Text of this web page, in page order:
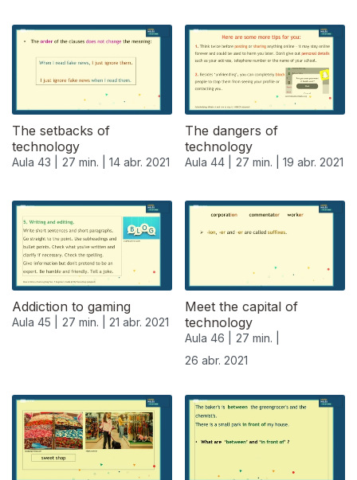
The setbacks of
technology
Aula 43 | 27 min. | 14 abr. 2021
The dangers of
technology
Aula 44 | 27 min. | 19 abr. 2021
Addiction to gaming
Aula 45 | 27 min. | 21 abr. 2021
Meet the capital of
technology
Aula 46 |
27 min. |
26 abr. 2021
541250